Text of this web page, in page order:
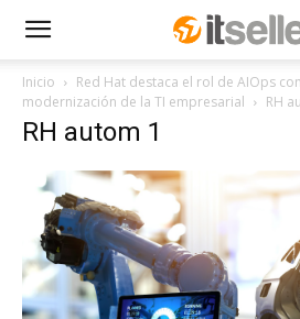
Inicio
Red Hat destaca el rol de AIOps
modernización de la TI empresarial
RH
RH autom 1